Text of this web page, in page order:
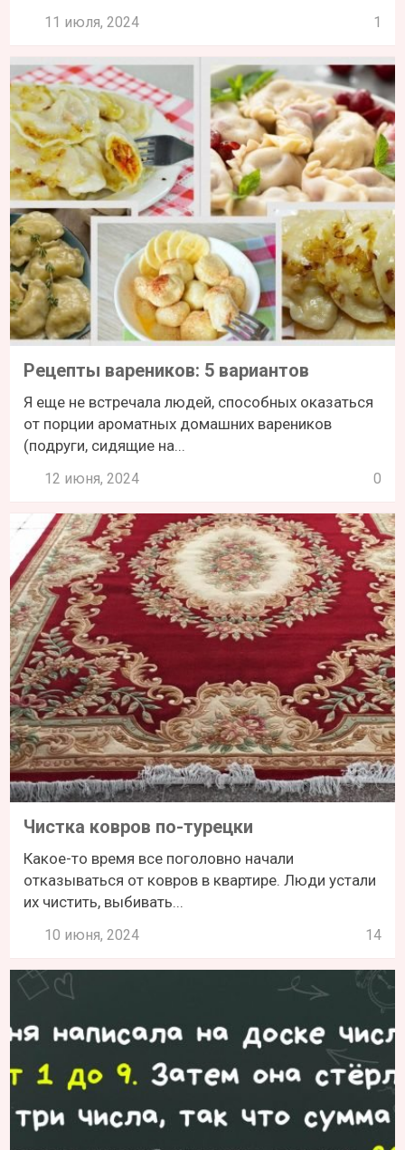
11 июля, 2024 1
Рецепты вареников: 5 вариантов
Я еще не встречала людей, способных оказаться
от порции ароматных домашних вареников
(подруги, сидящие на...
12 июня, 2024 0
Чистка ковров по-турецки
Какое-то время все поголовно начали
отказываться от ковров в квартире. Люди устали
их чистить, выбивать...
10 июня, 2024 14